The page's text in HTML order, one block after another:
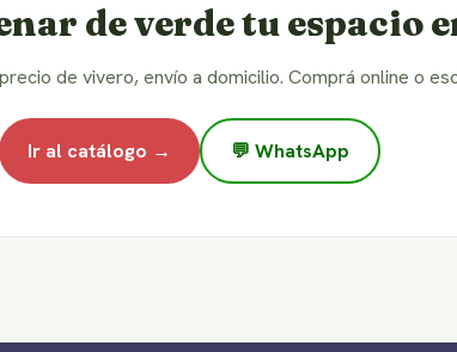
de verde tu espacio
de vivero, envío a domicilio. Comprá online o
Ir al catálogo → 💬 WhatsApp